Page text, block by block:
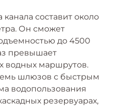
канала составит около
Он сможет
до 4500
превышает
водных маршрутов.
шлюзов с быстрым
водопользования
резервуарах,